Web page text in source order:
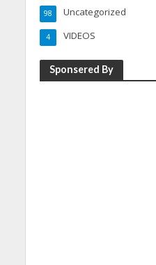
Uncategorized
98
VIDEOS
4
Sponsered By